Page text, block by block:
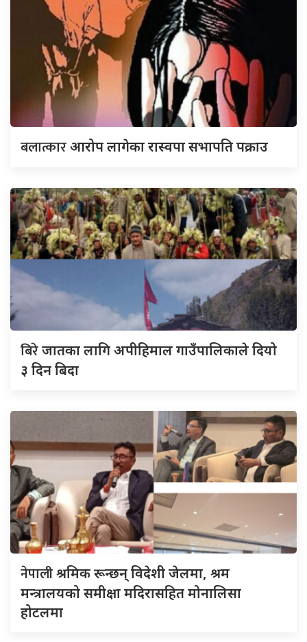
बलात्कारआरोप लागेका रास्वपा सभापति पक्राउ
बिरेजातका लागि अपीहिमाल गाउँपालिकाले दियो
३ दिन बिदा
नेपालीश्रमिक रून्छन् विदेशी जेलमा, श्रम
मन्त्रालयको समीक्षा मदिरासहित मोनालिसा
होटलमा